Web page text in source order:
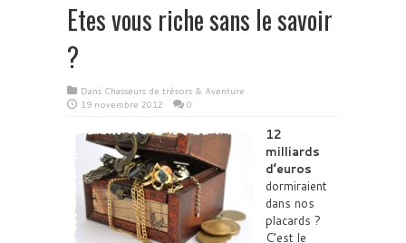
Etes vous riche sans le savoir
?
Dans Chasseurs de trésors & Aventure
19 novembre 2012
0
12
milliards
d’euros
dormiraient
dans nos
placards ?
C’est le